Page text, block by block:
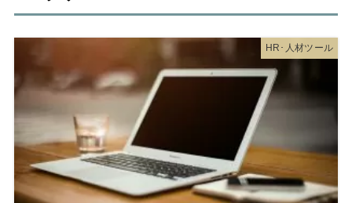
HR･人材ツール